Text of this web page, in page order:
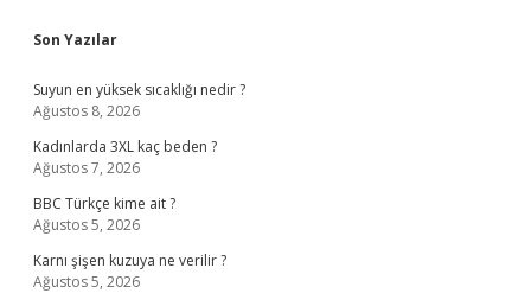
Sidebar
Son Yazılar
Suyun en yüksek sıcaklığı nedir ?
Ağustos 8, 2026
Kadınlarda 3XL kaç beden ?
Ağustos 7, 2026
BBC Türkçe kime ait ?
Ağustos 5, 2026
Karnı şişen kuzuya ne verilir ?
Ağustos 5, 2026